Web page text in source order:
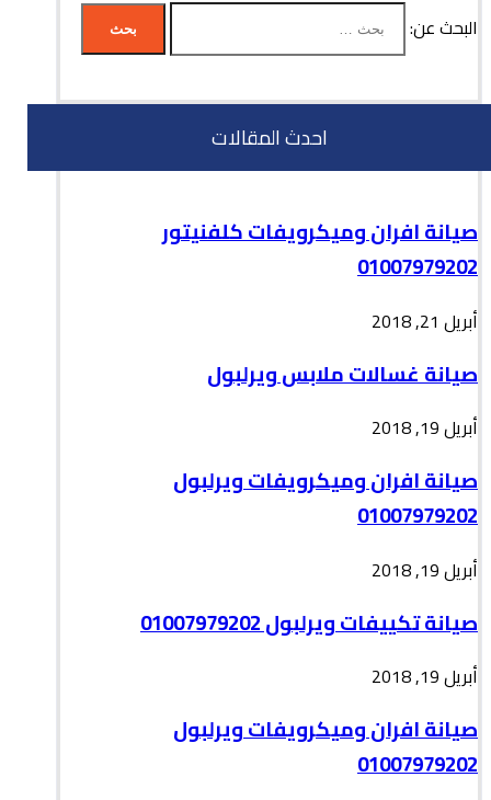
البحث عن:
احدث المقالات
صيانة افران وميكرويفات كلفنيتور
01007979202
أبريل 21, 2018
صيانة غسالات ملابس ويرلبول
أبريل 19, 2018
صيانة افران وميكرويفات ويرلبول
01007979202
أبريل 19, 2018
صيانة تكييفات ويرلبول 01007979202
أبريل 19, 2018
صيانة افران وميكرويفات ويرلبول
01007979202